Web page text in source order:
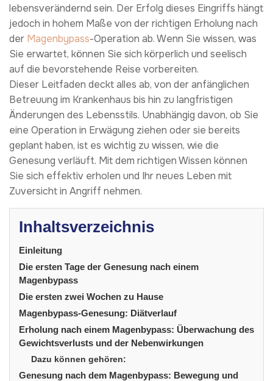
lebensverändernd sein. Der Erfolg dieses Eingriffs hängt
jedoch in hohem Maße von der richtigen Erholung nach
der Magenbypass-Operation ab. Wenn Sie wissen, was
Sie erwartet, können Sie sich körperlich und seelisch
auf die bevorstehende Reise vorbereiten.
Dieser Leitfaden deckt alles ab, von der anfänglichen
Betreuung im Krankenhaus bis hin zu langfristigen
Änderungen des Lebensstils. Unabhängig davon, ob Sie
eine Operation in Erwägung ziehen oder sie bereits
geplant haben, ist es wichtig zu wissen, wie die
Genesung verläuft. Mit dem richtigen Wissen können
Sie sich effektiv erholen und Ihr neues Leben mit
Zuversicht in Angriff nehmen.
Inhaltsverzeichnis
Einleitung
Die ersten Tage der Genesung nach einem
Magenbypass
Die ersten zwei Wochen zu Hause
Magenbypass-Genesung: Diätverlauf
Erholung nach einem Magenbypass: Überwachung des
Gewichtsverlusts und der Nebenwirkungen
Dazu können gehören:
Genesung nach dem Magenbypass: Bewegung und